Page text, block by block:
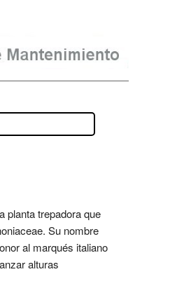
planta trepadora que
Su nombre
al marqués italiano
alturas